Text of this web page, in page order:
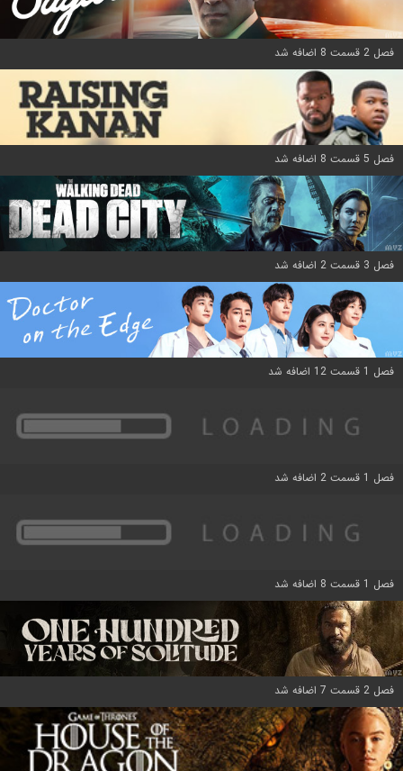
فصل 2 قسمت 8 اضافه شد
فصل 5 قسمت 8 اضافه شد
فصل 3 قسمت 2 اضافه شد
فصل 1 قسمت 12 اضافه شد
فصل 1 قسمت 2 اضافه شد
فصل 1 قسمت 8 اضافه شد
فصل 2 قسمت 7 اضافه شد